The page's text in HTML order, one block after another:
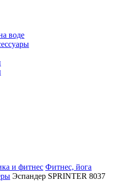
воде
и фитнес Фитнес, йога
Эспандер SPRINTER 8037